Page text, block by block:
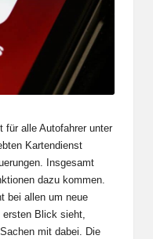
für alle Autofahrer unter
Kartendienst
Insgesamt
dazu kommen.
bei allen um neue
Blick sieht,
mit dabei. Die